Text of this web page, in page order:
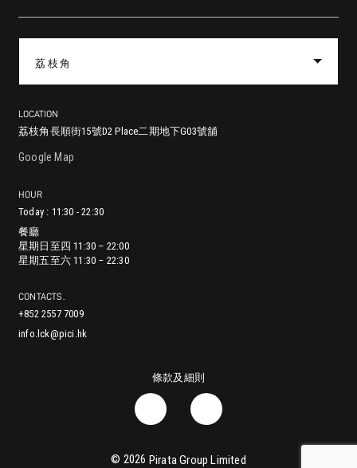
荔枝角
LOCATION
荔枝角長順街15號D2 Place二期地下G03號舖
Google Map
HOUR
Today : 11:30 - 22:30
餐廳
星期日至四 11:30 – 22:00
星期五至六 11:30 – 22:30
CONTACTS.
+852 2557 7009
info.lck@pici.hk
尖沙咀漆咸道南29-31號地舖 (入口位於赫德道)
餐廳
星期一至五 12:00 – 23:00
星期六至日 11:30 – 23:00
鰂魚涌英皇道979號太古坊林肯大廈地舖
餐廳
星期一至日 11:30 – 21:00
銅鑼灣耀華街38號Zing!地舖
餐廳
星期日至四 11:30 – 22:00
星期五至六 11:30 – 23:00
香港堅尼地城加多近街45-55號地下
餐廳
星期日至四: 11:00 – 21:30
星期五至六: 11:00 – 22:00
中環蘇豪鴨巴甸街24-26號地舖
餐廳
星期日至四 11:30 – 22:00
星期五至六 11:30 – 23:00
灣仔進教圍16號地舖
餐廳
星期日至四: 11:30 – 22:00
星期五至六: 11:30 – 22:30
將軍澳澳南海岸唐賢街33號Capri Place地下G17號舖
餐廳
星期日至四 11:30 – 22:00
星期五至六 11:30 – 22:30
沙田正街18號新城市廣場第一期2樓251號舖
餐廳
星期一至四 11:30 – 22:00
星期五 11:30 – 22:30
條款及細則
© 2026 Pirata Group Limited